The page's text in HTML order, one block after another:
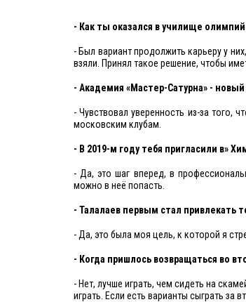
- Как ты оказался в училище
- Был вариант продолжить карьеру у
взяли. Принял такое решение, чтобы
- Академия «Мастер-Сатурна» -
- Чувствовал уверенность из-за того,
московским клубам.
- В 2019-м году тебя пригласили в»
- Да, это шаг вперед, в
можно в неё попасть.
- Талалаев первым стал привлекать
- Да, это была моя цель, к которой я
- Когда пришлось возвращаться во
- Нет, лучше играть, чем сидеть на
играть. Если есть варианты сыграть за